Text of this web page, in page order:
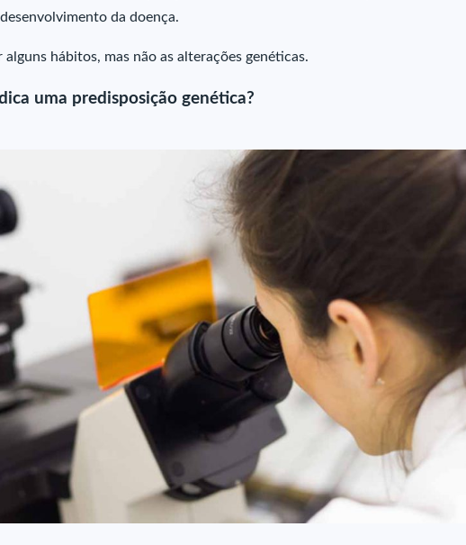
da doença.
hábitos, mas não as alterações genéticas.
uma predisposição genética?